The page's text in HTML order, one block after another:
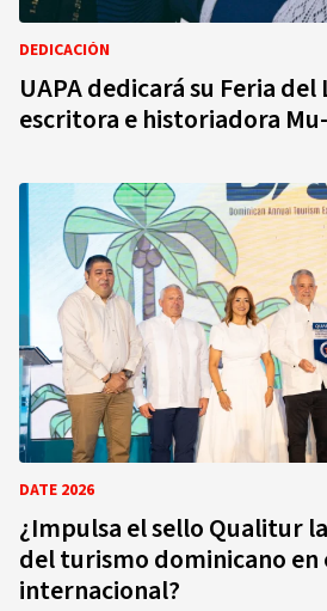
DEDICACIÓN
UAPA dedicará su Feria del
escritora e historiadora
DATE 2026
¿Impulsa el sello Qualitur
del turismo dominicano en
internacional?